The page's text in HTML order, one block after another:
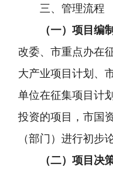
三、管理流程
（一）项目编
改委、市重点办在
大产业项目计划、
单位在征集项目计
投资的项目，市国
（部门）进行初步
（二）项目决